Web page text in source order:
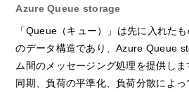
Azure Queue storage
「Queue（キュー）」は先に入れた
のデータ構造であり、Azure Queue
ム間のメッセージング処理を提供し
同期、負荷の平準化、負荷分散によ